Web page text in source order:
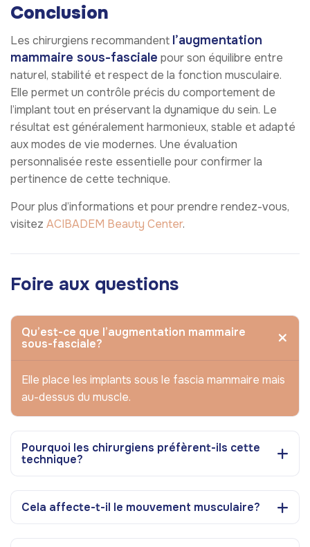
Conclusion
Les chirurgiens recommandent l’augmentation
mammaire sous-fasciale pour son équilibre entre
naturel, stabilité et respect de la fonction musculaire.
Elle permet un contrôle précis du comportement de
l’implant tout en préservant la dynamique du sein. Le
résultat est généralement harmonieux, stable et adapté
aux modes de vie modernes. Une évaluation
personnalisée reste essentielle pour confirmer la
pertinence de cette technique.
Pour plus d’informations et pour prendre rendez-vous,
visitez ACIBADEM Beauty Center.
Foire aux questions
Qu’est-ce que l’augmentation mammaire
sous-fasciale?
Elle place les implants sous le fascia mammaire mais
au-dessus du muscle.
Pourquoi les chirurgiens préfèrent-ils cette
technique?
Cela affecte-t-il le mouvement musculaire?